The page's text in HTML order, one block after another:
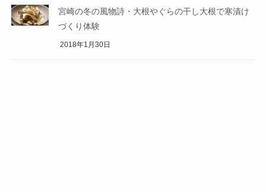
宮崎の冬の風物詩・大根やぐらの干し大根で寒漬け
づくり体験
2018年1月30日